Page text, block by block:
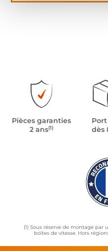
Pièces garanties
2 ans(1)
dès
(1) Sous réserve de montage par
boîtes de vitesse. Hors